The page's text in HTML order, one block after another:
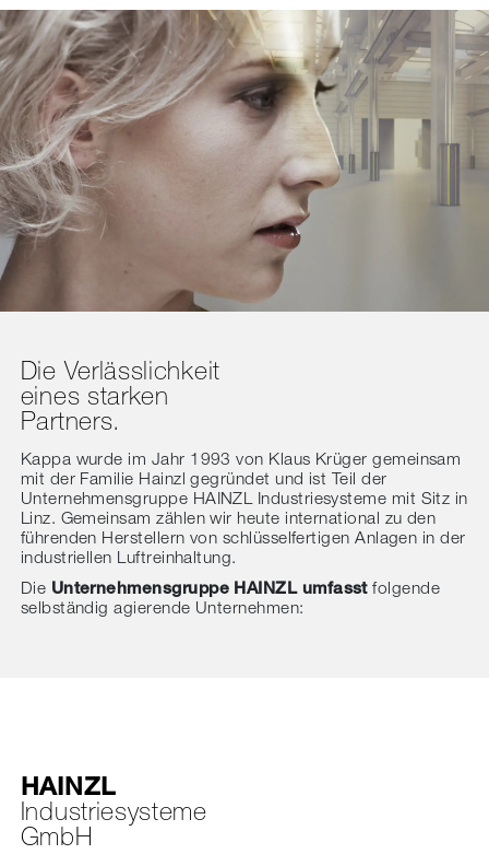
Die Verlässlichkeit
eines starken
Partners.
Kappa wurde im Jahr 1993 von Klaus Krüger gemeinsam
mit der Familie Hainzl gegründet und ist Teil der
Unternehmensgruppe HAINZL Industriesysteme mit Sitz in
Linz. Gemeinsam zählen wir heute international zu den
führenden Herstellern von schlüsselfertigen Anlagen in der
industriellen Luftreinhaltung.
Die Unternehmensgruppe HAINZL umfasstfolgende
selbständig agierende Unternehmen:
HAINZL
Industriesysteme
GmbH